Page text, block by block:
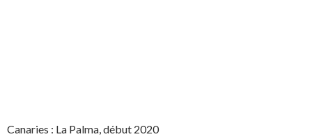
Canaries : La Palma, début 2020